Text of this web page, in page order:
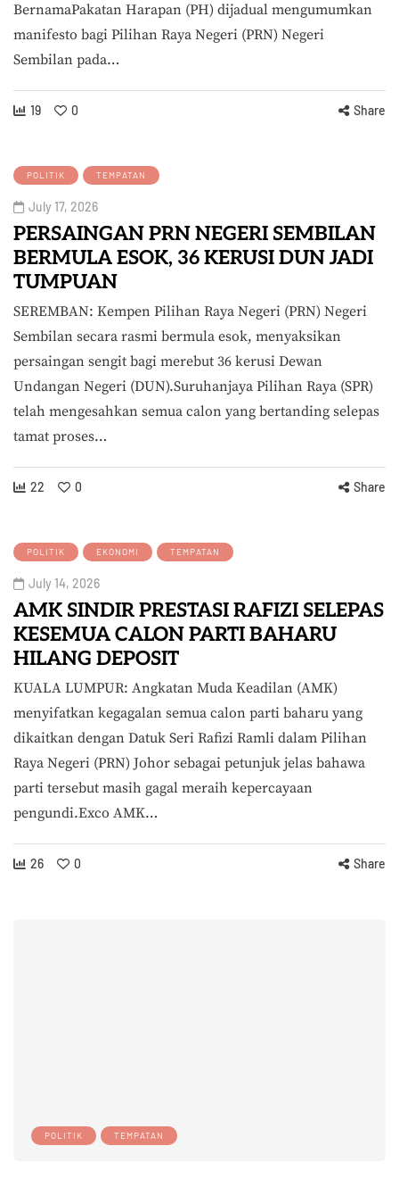
BernamaPakatan Harapan (PH) dijadual mengumumkan
manifesto bagi Pilihan Raya Negeri (PRN) Negeri
Sembilan pada…
19 0 Share
POLITIK TEMPATAN
July 17, 2026
PERSAINGAN PRN NEGERI SEMBILAN
BERMULA ESOK, 36 KERUSI DUN JADI
TUMPUAN
SEREMBAN: Kempen Pilihan Raya Negeri (PRN) Negeri
Sembilan secara rasmi bermula esok, menyaksikan
persaingan sengit bagi merebut 36 kerusi Dewan
Undangan Negeri (DUN).Suruhanjaya Pilihan Raya (SPR)
telah mengesahkan semua calon yang bertanding selepas
tamat proses…
22 0 Share
POLITIK EKONOMI TEMPATAN
July 14, 2026
AMK SINDIR PRESTASI RAFIZI SELEPAS
KESEMUA CALON PARTI BAHARU
HILANG DEPOSIT
KUALA LUMPUR: Angkatan Muda Keadilan (AMK)
menyifatkan kegagalan semua calon parti baharu yang
dikaitkan dengan Datuk Seri Rafizi Ramli dalam Pilihan
Raya Negeri (PRN) Johor sebagai petunjuk jelas bahawa
parti tersebut masih gagal meraih kepercayaan
pengundi.Exco AMK…
26 0 Share
POLITIK TEMPATAN